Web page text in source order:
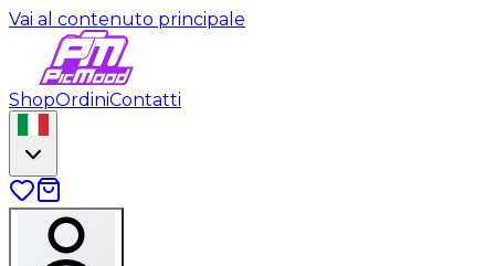
Vai al contenuto principale
ShopOrdiniContatti